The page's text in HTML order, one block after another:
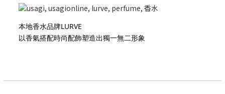
本地香水品牌LURVE
以香氣搭配時尚配飾塑造出獨一無二形象